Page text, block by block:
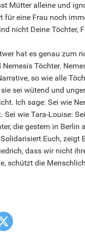
Mütter alleine und
für eine Frau noch
nicht Deine Töchter,
hat es genau zum
Töchter.
so wie alle
sei wütend und
Ich sage: Sei wie
Sei wie Tara-Louise:
die gestern in Berlin
Euch, zeigt
dass wir nicht
schützt die